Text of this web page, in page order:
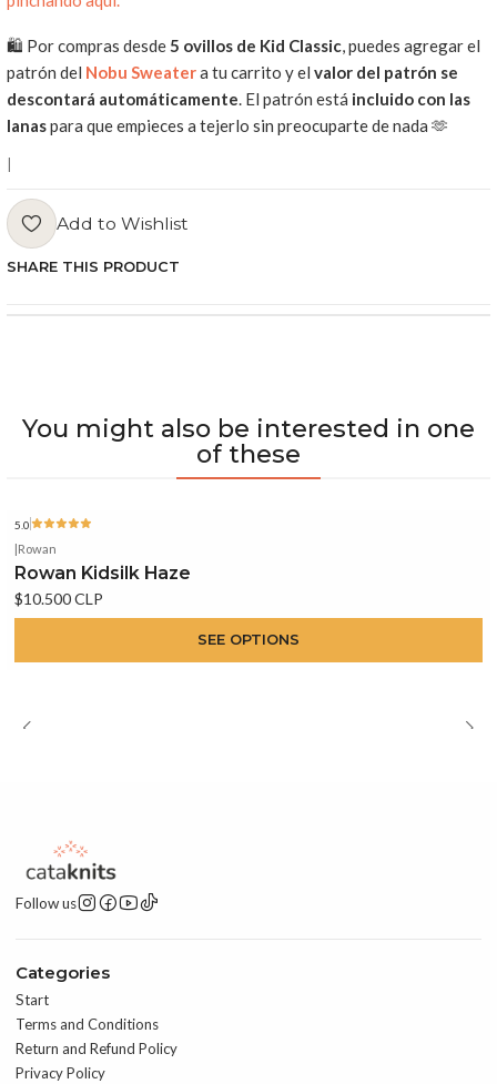
🛍️ Por compras desde5 ovillos de Kid Classic, puedes agregar el
patrón del Nobu Sweatera tu carrito y el valor del patrón se
descontará automáticamente. El patrón está incluido con las
lanaspara que empieces a tejerlo sin preocuparte de nada 🫶
Add to Wishlist
SHARE THIS PRODUCT
You might also be interested in one
of these
5.0
|Rowan
Rowan Kidsilk Haze
$10.500 CLP
SEE OPTIONS
Follow us
Categories
Start
Terms and Conditions
Return and Refund Policy
Privacy Policy